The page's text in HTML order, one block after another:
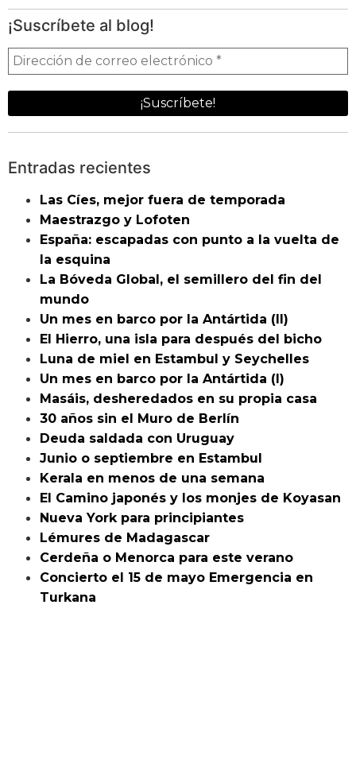
¡Suscríbete al blog!
Entradas recientes
Las Cíes, mejor fuera de temporada
Maestrazgo y Lofoten
España: escapadas con punto a la vuelta de
la esquina
La Bóveda Global, el semillero del fin del
mundo
Un mes en barco por la Antártida (II)
El Hierro, una isla para después del bicho
Luna de miel en Estambul y Seychelles
Un mes en barco por la Antártida (I)
Masáis, desheredados en su propia casa
30 años sin el Muro de Berlín
Deuda saldada con Uruguay
Junio o septiembre en Estambul
Kerala en menos de una semana
El Camino japonés y los monjes de Koyasan
Nueva York para principiantes
Lémures de Madagascar
Cerdeña o Menorca para este verano
Concierto el 15 de mayo Emergencia en
Turkana